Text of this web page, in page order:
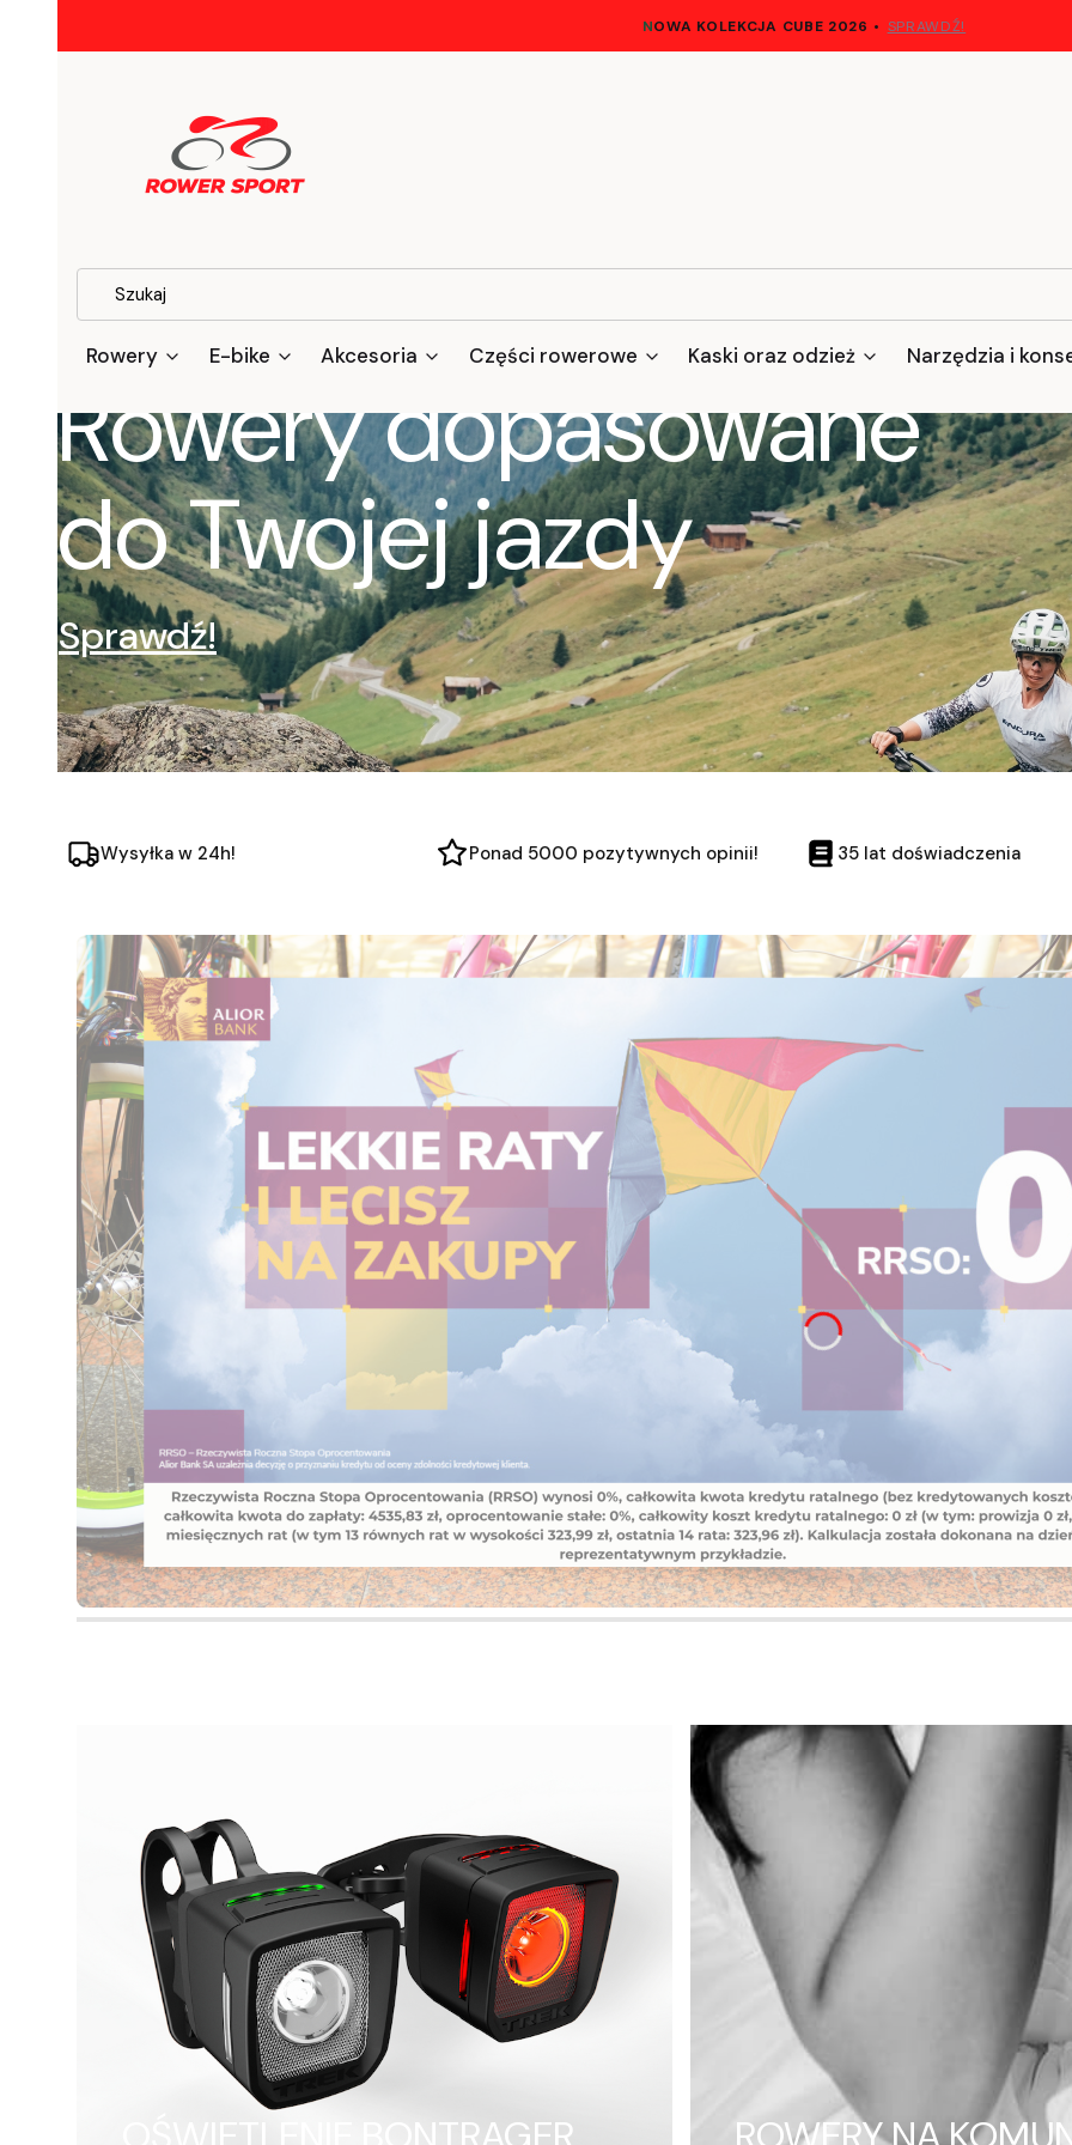
NOWA KOLEKCJA CUBE 2026 • SPRAWDŹ!
Rowery E-bike Akcesoria Części rowerowe Kaski oraz odzież Narzędzia i
Rowery dopasowane
do Twojej jazdy
Sprawdź!
Wysyłka w 24h! Ponad 5000 pozytywnych opinii! 35 lat doświadczenia
OŚWIETLENIE BONTRAGER ROWERY NA